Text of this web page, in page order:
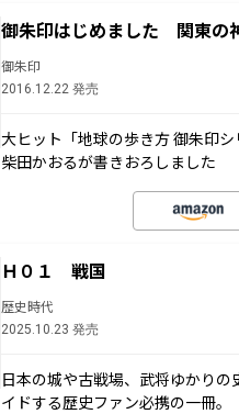
御朱印はじめました 関東
御朱印
2016.12.22 発売
大ヒット「地球の歩き方 御朱印
柴田かおるが書きおろしました
Ｈ０１ 戦国
歴史時代
2025.10.23 発売
日本の城や古戦場、武将ゆかり
イドする歴史ファン必携の一冊。